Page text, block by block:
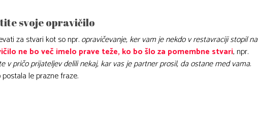
svoje opravičilo
za stvari kot so npr.opravičevanje, ker vam je nekdo v restavraciji stopil na
ne bo več imelo prave teže, ko bo šlo za pomembne stvari, npr.
v pričo prijateljev delili nekaj, kar vas je partner prosil, da ostane med vama.
le prazne fraze.